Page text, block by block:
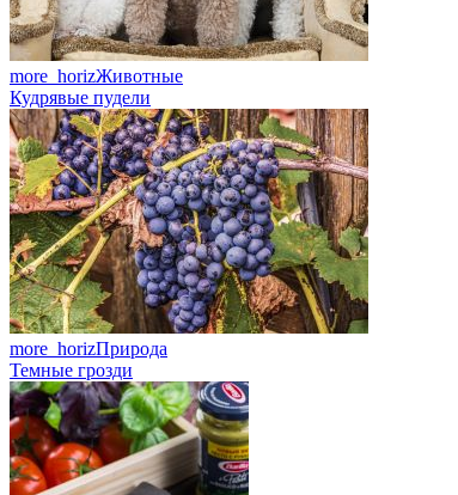
more_horizЖивотные
Кудрявые пудели
more_horizПрирода
Темные грозди